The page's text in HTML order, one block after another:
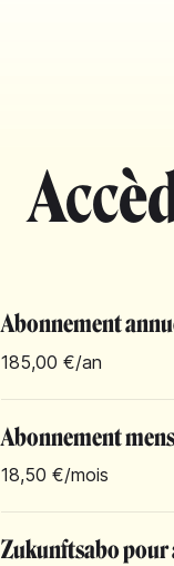
Abonnement
185,00 €/an
Abonnement
18,50 €/mois
Zukunftsabo pour